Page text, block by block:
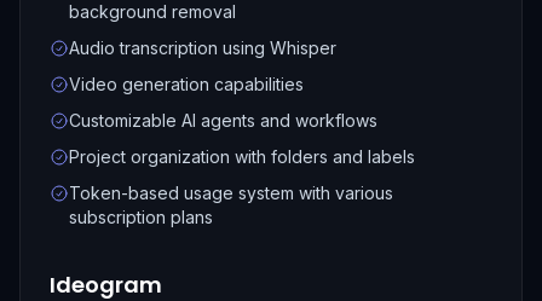
background removal
Audio transcription using Whisper
Video generation capabilities
Customizable AI agents and workflows
Project organization with folders and labels
Token-based usage system with various
subscription plans
Ideogram